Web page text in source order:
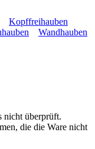
Kopffreihauben
Wandhauben
nicht überprüft.
die die Ware nicht